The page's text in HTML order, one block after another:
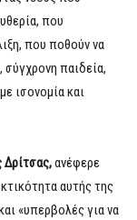
που
που ποθούν να
παιδεία,
ισονομία και
ανέφερε
αυτής της
«υπερβολές για να